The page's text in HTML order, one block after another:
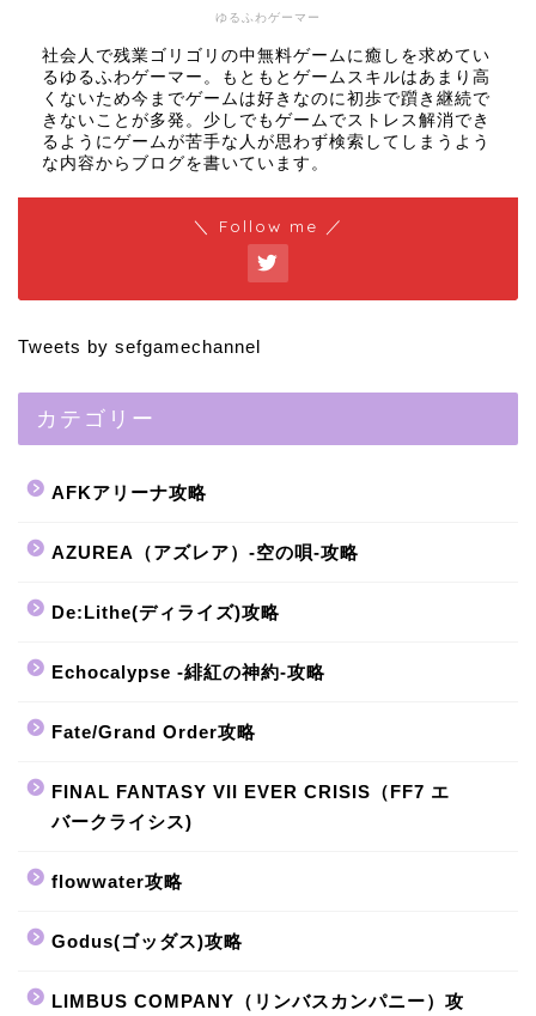
ゆるふわゲーマー
社会人で残業ゴリゴリの中無料ゲームに癒しを求めてい
るゆるふわゲーマー。もともとゲームスキルはあまり高
くないため今までゲームは好きなのに初歩で躓き継続で
きないことが多発。少しでもゲームでストレス解消でき
るようにゲームが苦手な人が思わず検索してしまうよう
な内容からブログを書いています。
＼ Follow me ／
Tweets by sefgamechannel
カテゴリー
AFKアリーナ攻略
AZUREA（アズレア）-空の唄-攻略
De:Lithe(ディライズ)攻略
Echocalypse -緋紅の神約-攻略
Fate/Grand Order攻略
FINAL FANTASY VII EVER CRISIS（FF7 エ
バークライシス)
flowwater攻略
Godus(ゴッダス)攻略
LIMBUS COMPANY（リンバスカンパニー）攻